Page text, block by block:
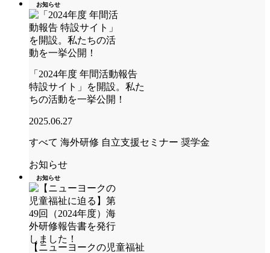
お知らせ
「2024年度 年間活動報告
特設サイト」を開設。私た
ちの活動を一挙公開！
2025.06.27
すべて 海外研修 自立支援セミナー 奨学金
お知らせ
お知らせ
【ニューヨークの児童福祉